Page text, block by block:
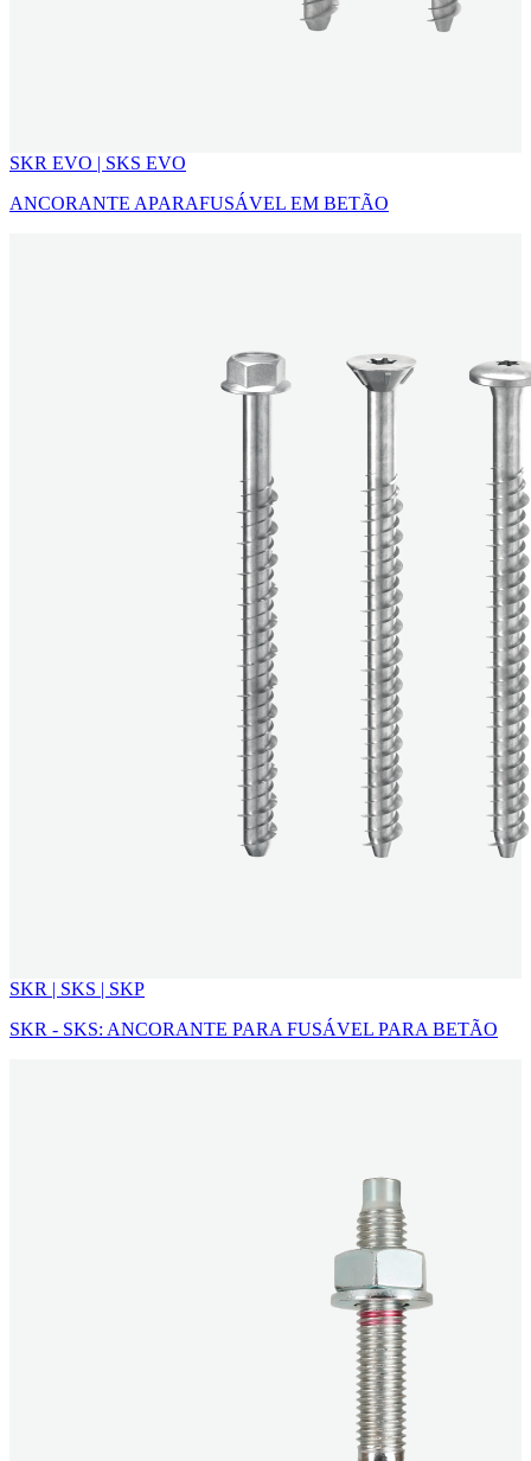
SKR EVO | SKS EVO
ANCORANTE APARAFUSÁVEL EM BETÃO
SKR | SKS | SKP
SKR - SKS: ANCORANTE PARA FUSÁVEL PARA BETÃO